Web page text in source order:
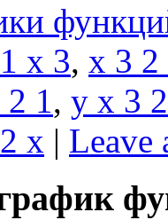
x 3, x 3 2
1, y x 3
x | Leave